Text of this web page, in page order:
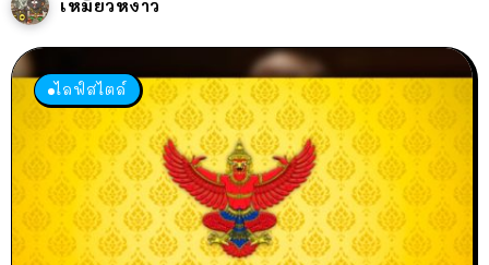
เหมียวหง่าว
ไลฟ์สไตล์